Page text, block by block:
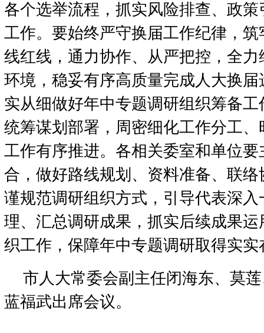
各个选举流程，抓实风险排查、政
工作。要始终严守换届工作纪律，
线红线，通力协作、从严把控，全
环境，稳妥有序高质量完成人大换
实从细做好年中专题调研组织筹备
统筹谋划部署，周密细化工作分工
工作有序推进。各相关委室和单位
合，做好路线规划、资料准备、联
谨规范调研组织方式，引导代表深
理、汇总调研成果，抓实后续成果
织工作，保障年中专题调研取得实
市人大常委会副主任闭海东、莫
蓝福武出席会议。